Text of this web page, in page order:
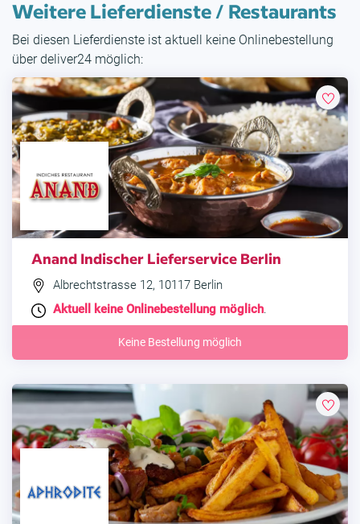
Weitere Lieferdienste / Restaurants
Bei diesen Lieferdienste ist aktuell keine Onlinebestellung
über deliver24 möglich:
Anand Indischer Lieferservice Berlin
Albrechtstrasse 12, 10117 Berlin
Aktuell keine Onlinebestellung möglich.
Keine Bestellung möglich